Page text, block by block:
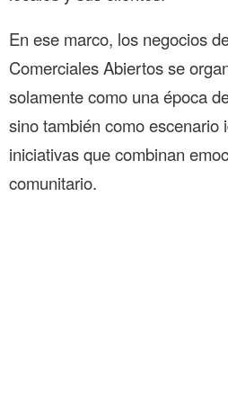
En ese marco, los negocios
Comerciales Abiertos se
solamente como una época
sino también como escenario
iniciativas que combinan
comunitario.